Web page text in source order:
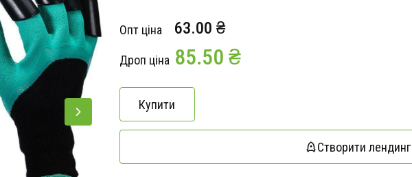
Опт ціна 63.00 ₴
Дроп ціна 85.50 ₴
Купити
Створити лендинг